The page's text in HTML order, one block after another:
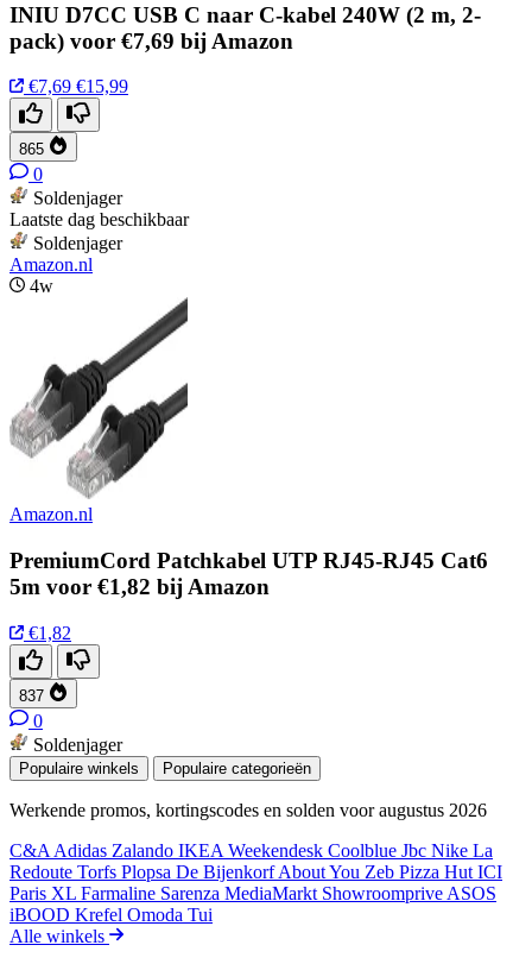
INIU D7CC USB C naar C-kabel 240W (2 m, 2-
pack) voor €7,69 bij Amazon
€7,69 €15,99
865
0
Soldenjager
Laatste dag beschikbaar
Soldenjager
Amazon.nl
4w
Amazon.nl
PremiumCord Patchkabel UTP RJ45-RJ45 Cat6
5m voor €1,82 bij Amazon
€1,82
837
0
Soldenjager
Populaire winkels Populaire categorieën
Werkende promos, kortingscodes en solden voor augustus 2026
C&A Adidas Zalando IKEA Weekendesk Coolblue Jbc Nike La
Redoute Torfs Plopsa De BijenkorfAbout You Zeb Pizza Hut ICI
Paris XL Farmaline Sarenza MediaMarkt Showroomprive ASOS
iBOOD Krefel Omoda Tui
Alle winkels